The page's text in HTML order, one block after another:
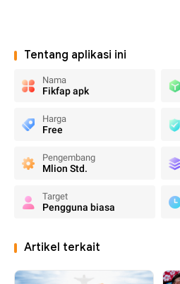
Tentang aplikasi ini
Nama
Fikfap apk
Harga
Free
Pengembang
Mlion Std.
Target
Pengguna biasa
Artikel terkait